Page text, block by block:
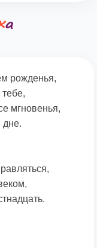
рожденья,
мгновенья,
дне.